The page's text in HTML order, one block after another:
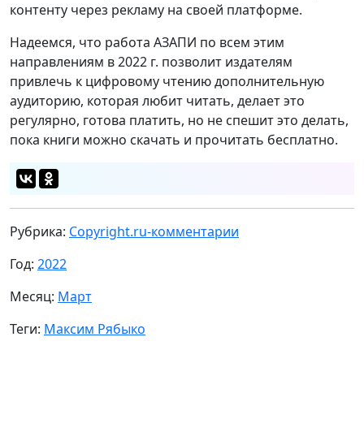
контенту через рекламу на своей платформе.
Надеемся, что работа АЗАПИ по всем этим
направлениям в 2022 г. позволит издателям
привлечь к цифровому чтению дополнительную
аудиторию, которая любит читать, делает это
регулярно, готова платить, но не спешит это делать,
пока книги можно скачать и прочитать бесплатно.
Рубрика: Copyright.ru-комментарии
Год: 2022
Месяц: Март
Теги: Максим Рябыко